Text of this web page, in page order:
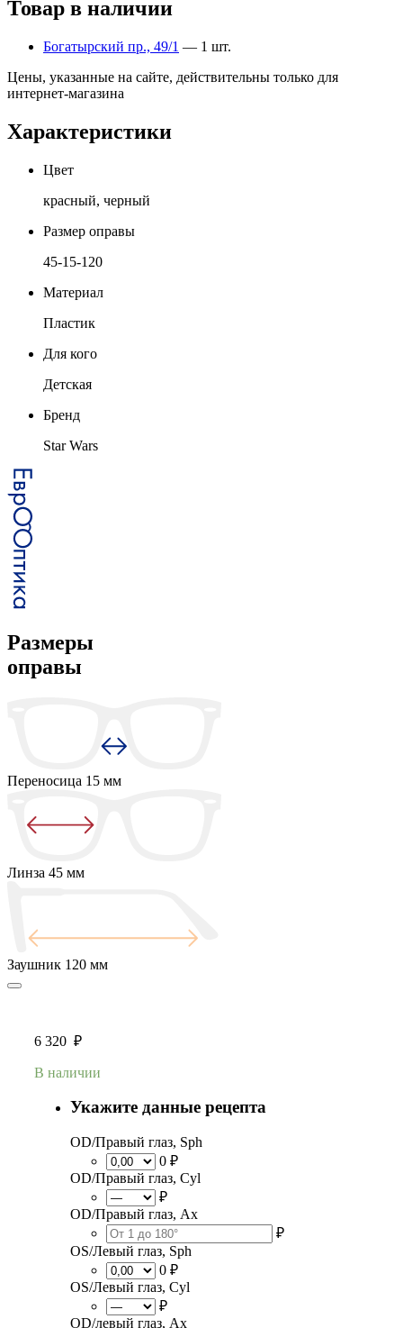
Товар в наличии
Богатырский пр., 49/1 — 1 шт.
Цены, указанные на сайте, действительны только для
интернет-магазина
Характеристики
Цвет
красный, черный
Размер оправы
45-15-120
Материал
Пластик
Для кого
Детская
Бренд
Star Wars
Размеры
оправы
Переносица 15 мм
Линза 45 мм
Заушник 120 мм
6 320 ₽
В наличии
Укажите данные рецепта
OD/Правый глаз, Sph
0 ₽
OD/Правый глаз, Cyl
₽
OD/Правый глаз, Ax
₽
OS/Левый глаз, Sph
0 ₽
OS/Левый глаз, Cyl
₽
OD/левый глаз, Ax